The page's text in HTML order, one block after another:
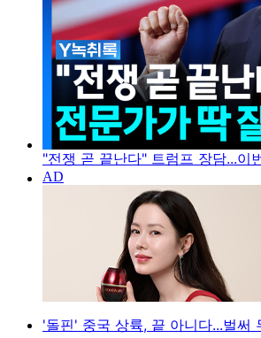
"전쟁 곧 끝난다" 트럼프 장담...이
'돌핀' 중국 상륙, 끝 아니다...벌써